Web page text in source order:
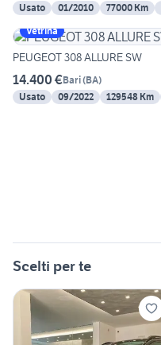
Usato
01/2010 77000 Km
Vetrina
PEUGEOT 308 ALLURE SW
14.400 €Bari(BA)
Usato
09/2022 129548 Km
Scelti per te